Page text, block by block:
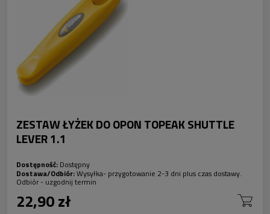
ZESTAW ŁYŻEK DO OPON TOPEAK SHUTTLE
LEVER 1.1
Dostępność: Dostępny
Dostawa/Odbiór:Wysyłka- przygotowanie 2-3 dni plus czas dostawy.
Odbiór - uzgodnij termin
22,90 zł